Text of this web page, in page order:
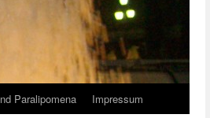
Paralipomena Impressum